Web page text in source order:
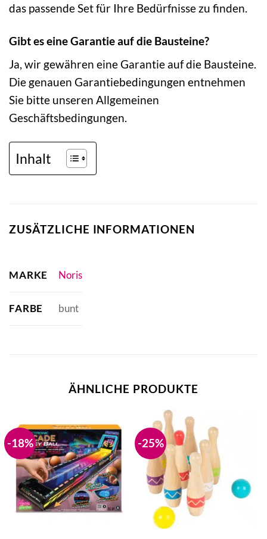
das passende Set für Ihre Bedürfnisse zu finden.
Gibt es eine Garantie auf die Bausteine?
Ja, wir gewähren eine Garantie auf die Bausteine.
Die genauen Garantiebedingungen entnehmen
Sie bitte unseren Allgemeinen
Geschäftsbedingungen.
Inhalt
ZUSÄTZLICHE INFORMATIONEN
MARKE Noris
FARBE bunt
ÄHNLICHE PRODUKTE
-18% -25%